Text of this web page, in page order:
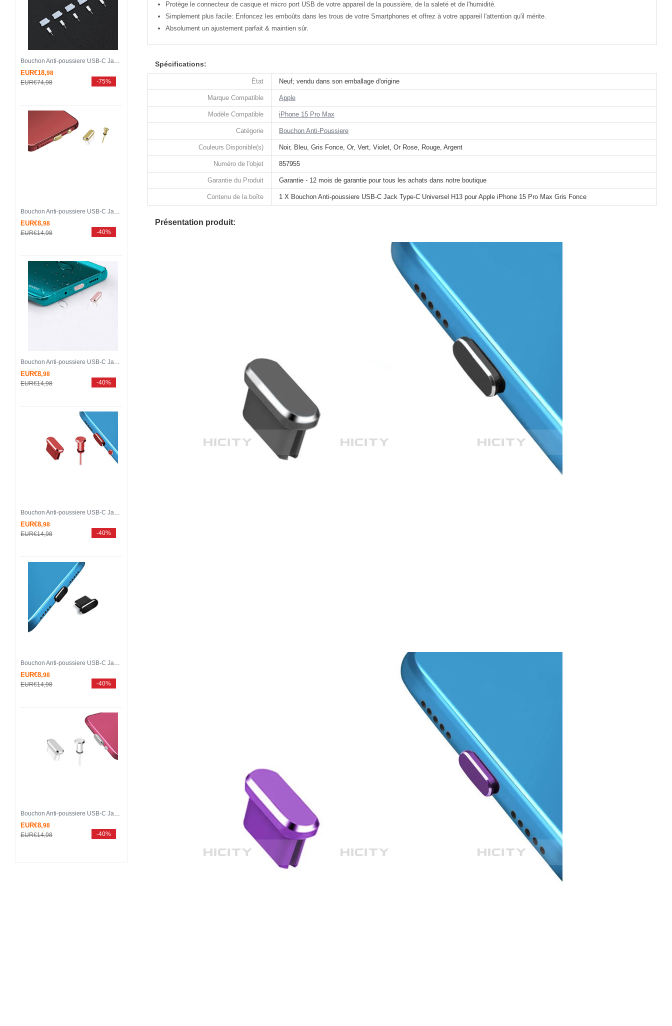
Protège le connecteur de casque et micro port USB de votre appareil de la poussière, de la saleté et de l'humidité.
Simplement plus facile: Enfoncez les emboûts dans les trous de votre Smartphones et offrez à votre appareil l'attention qu'il mérite.
Absolument un ajustement parfait & maintien sûr.
Spécifications:
État Neuf; vendu dans son emballage d'origine
Marque Compatible Apple
Modèle Compatible iPhone 15 Pro Max
Catégorie Bouchon Anti-Poussiere
Couleurs Disponible(s) Noir, Bleu, Gris Fonce, Or, Vert, Violet, Or Rose, Rouge, Argent
Numéro de l'objet 857955
Garantie du Produit Garantie - 12 mois de garantie pour tous les achats dans notre boutique
Contenu de la boîte 1 X Bouchon Anti-poussiere USB-C Jack Type-C Universel H13 pour Apple iPhone 15 Pro Max Gris Fonce
Présentation produit:
Bouchon Anti-poussiere USB-C Jack Type-C Universel 5PCS H02 pour Apple iPhone 15 Pro Max Blanc
EUR€18,98
EUR€74,98 -75%
Bouchon Anti-poussiere USB-C Jack Type-C Universel H17 pour Apple iPhone 15 Pro Max Or
EUR€8,98
EUR€14,98 -40%
Bouchon Anti-poussiere USB-C Jack Type-C Universel H16 pour Apple iPhone 15 Pro Max Or Rose
EUR€8,98
EUR€14,98 -40%
Bouchon Anti-poussiere USB-C Jack Type-C Universel H15 pour Apple iPhone 15 Pro Max Rouge
EUR€8,98
EUR€14,98 -40%
Bouchon Anti-poussiere USB-C Jack Type-C Universel H14 pour Apple iPhone 15 Pro Max Noir
EUR€8,98
EUR€14,98 -40%
Bouchon Anti-poussiere USB-C Jack Type-C Universel H12 pour Apple iPhone 15 Pro Max Argent
EUR€8,98
EUR€14,98 -40%